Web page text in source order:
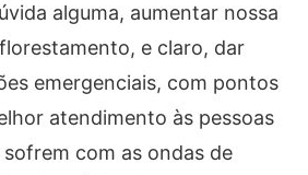
alguma, aumentar nossa
e claro, dar
emergenciais, com pontos
atendimento às pessoas
com as ondas de